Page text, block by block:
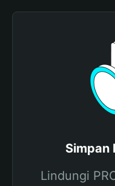
Simpan
Lindungi